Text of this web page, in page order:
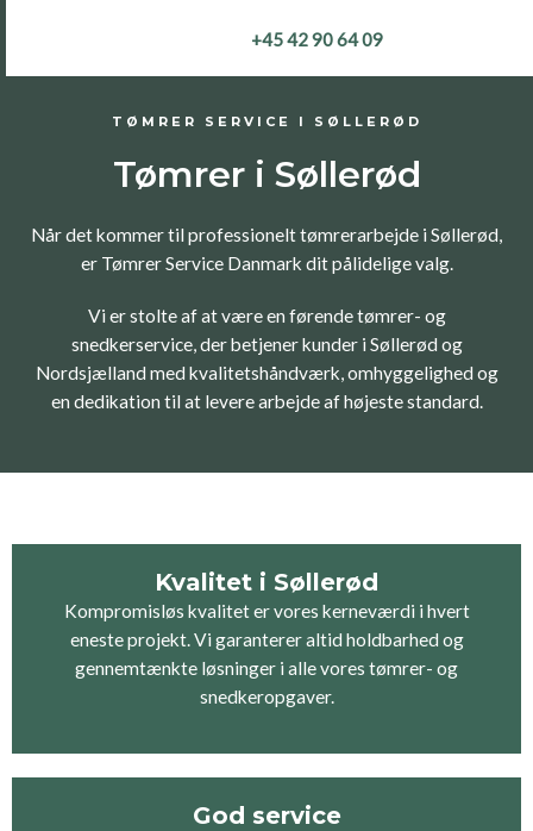
+45 42 90 64 09
TØMRER SERVICE I SØLLERØD
Tømrer i Søllerød
Når det kommer til professionelt tømrerarbejde i Søllerød,
er Tømrer Service Danmark dit pålidelige valg.
Vi er stolte af at være en førende tømrer- og
snedkerservice, der betjener kunder i Søllerød og
Nordsjælland med kvalitetshåndværk, omhyggelighed og
en dedikation til at levere arbejde af højeste standard.
Kvalitet i Søllerød
Kompromisløs kvalitet er vores kerneværdi i hvert
eneste projekt. Vi garanterer altid holdbarhed og
gennemtænkte løsninger i alle vores tømrer- og
snedkeropgaver.
God service